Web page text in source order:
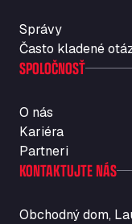
Ashville Way,
AWJ Penrith
M6 J40,
Hill Barton
Ballestas
Ctra C 157 ,
Ballinluig
Bapaume
Správy
Často kladené
SPOLOČNOSŤ
O nás
Kariéra
Partneri
KONTAKTUJTE NÁS
Obchodný dom,